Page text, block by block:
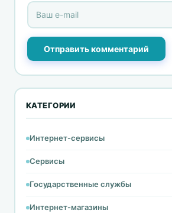
Отправить комментарий
КАТЕГОРИИ
Интернет-сервисы
Сервисы
Государственные службы
Интернет-магазины